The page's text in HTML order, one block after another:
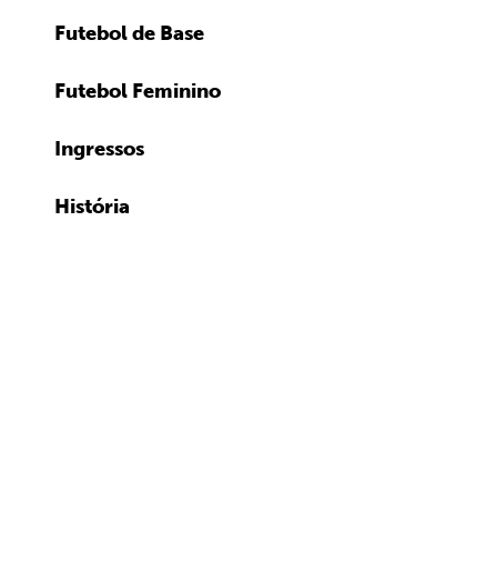
Futebol de Base
Futebol Feminino
Ingressos
História